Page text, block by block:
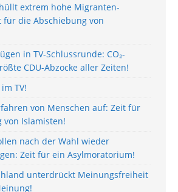
extrem hohe Migranten-
die Abschiebung von
in TV-Schlussrunde: CO₂-
CDU-Abzocke aller Zeiten!
TV!
von Menschen auf: Zeit für
von Islamisten!
nach der Wahl wieder
Zeit für ein Asylmoratorium!
unterdrückt Meinungsfreiheit